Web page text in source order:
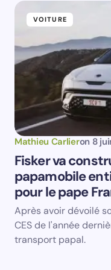
VOITURE
Mathieu Carlieron 8
Fisker va
papamobile
pour le pape
Après avoir dévoilé
CES de l'année
transport papal.